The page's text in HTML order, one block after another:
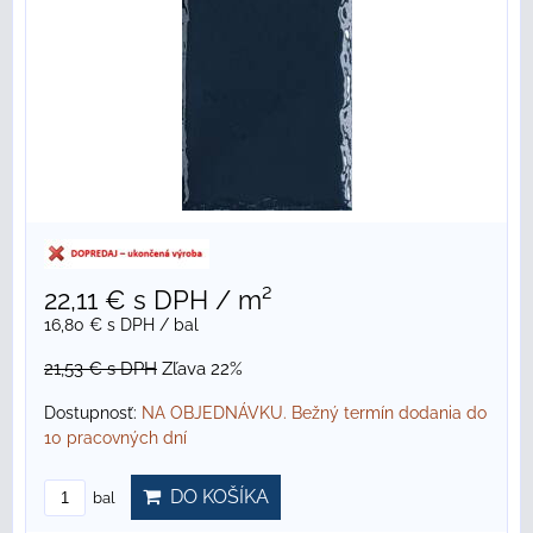
22,11 € s DPH / m²
16,80 € s DPH / bal
21,53 €s DPH Zľava 22%
Dostupnosť: NA OBJEDNÁVKU. Bežný termín dodania do
10 pracovných dní
bal DO KOŠÍKA